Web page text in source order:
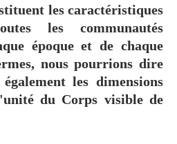
les caractéristiques
les communautés
époque et de chaque
nous pourrions dire
les dimensions
du Corps visible de